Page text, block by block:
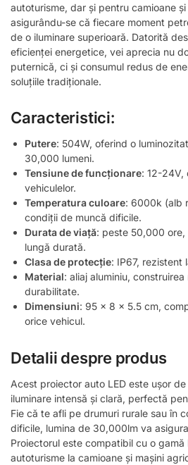
autoturisme, dar și pentru camioane
asigurându-se că fiecare moment
de o iluminare superioară. Datorită
eficienței energetice, vei aprecia nu
puternică, ci și consumul redus de
soluțiile tradiționale.
Caracteristici:
Putere: 504W, oferind o
30,000 lumeni.
Tensiune de funcționare: 12-24V,
vehiculelor.
Temperatura culoare: 6000k (alb
condiții de muncă dificile.
Durata de viață: peste 50,000
lungă durată.
Clasa de protecție: IP67, rezistent
Material: aliaj aluminiu,
durabilitate.
Dimensiuni: 95 x 8 x 5.5 cm,
orice vehicul.
Detalii despre produs
Acest proiector auto LED este ușor
iluminare intensă și clară, perfectă
Fie că te afli pe drumuri rurale sau în
dificile, lumina de 30,000lm va
Proiectorul este compatibil cu o
autoturisme la camioane și mașini